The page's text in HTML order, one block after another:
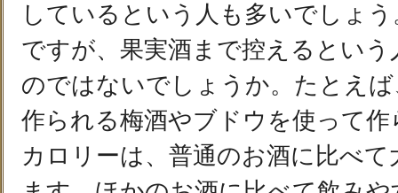
しているという人も多いでしょう
ですが、果実酒まで控えるとい
のではないでしょうか。たとえ
作られる梅酒やブドウを使って
カロリーは、普通のお酒に比べ